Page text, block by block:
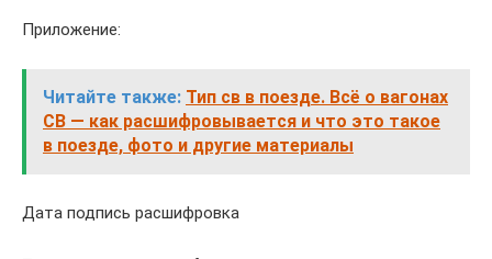
Приложение:
Читайте также: Тип св в поезде. Всё о вагонах
СВ — как расшифровывается и что это такое
в поезде, фото и другие материалы
Дата подпись расшифровка